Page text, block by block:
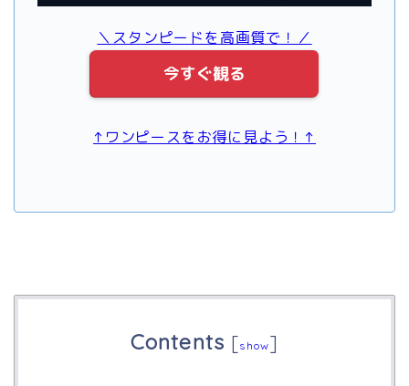
＼スタンピードを高画質で！／
今すぐ観る
↑ワンピースをお得に見よう！↑
Contents [show]